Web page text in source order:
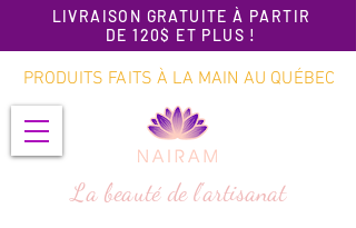
LIVRAISON GRATUITE À PARTIR
DE 120$ ET PLUS !
La beauté de l'artisanat
PRODUITS FAITS À LA MAIN AU QUÉBEC